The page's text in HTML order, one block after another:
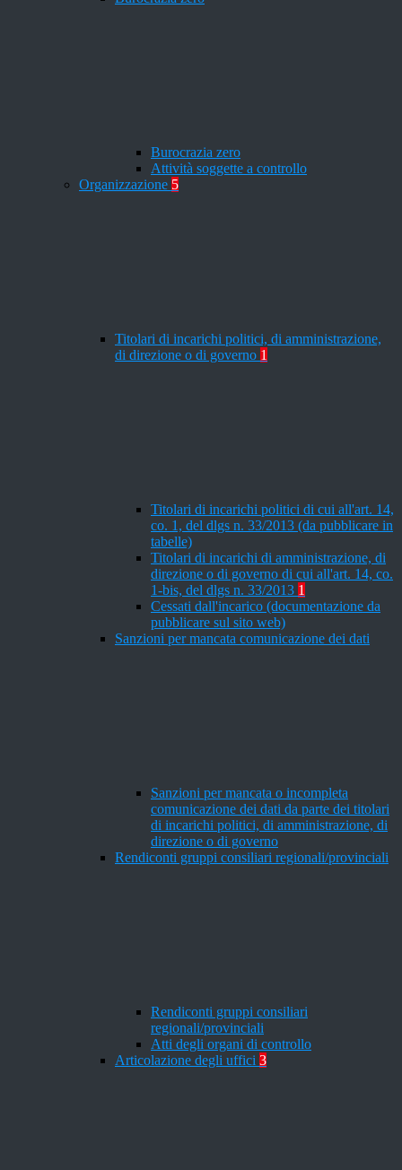
Burocrazia zero
Attività soggette a controllo
Organizzazione 5
Titolari di incarichi politici, di amministrazione,
di direzione o di governo 1
Titolari di incarichi politici di cui all'art. 14,
co. 1, del dlgs n. 33/2013 (da pubblicare in
tabelle)
Titolari di incarichi di amministrazione, di
direzione o di governo di cui all'art. 14, co.
1-bis, del dlgs n. 33/2013 1
Cessati dall'incarico (documentazione da
pubblicare sul sito web)
Sanzioni per mancata comunicazione dei dati
Sanzioni per mancata o incompleta
comunicazione dei dati da parte dei titolari
di incarichi politici, di amministrazione, di
direzione o di governo
Rendiconti gruppi consiliari regionali/provinciali
Rendiconti gruppi consiliari
regionali/provinciali
Atti degli organi di controllo
Articolazione degli uffici 3